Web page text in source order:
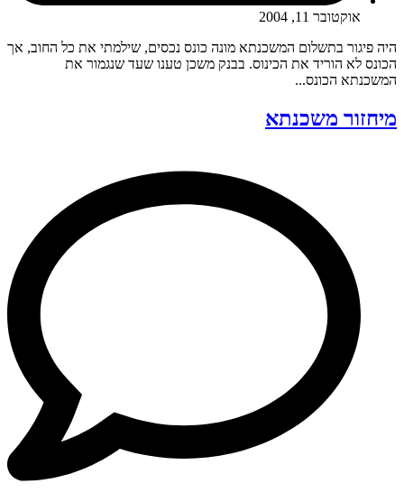
אוקטובר 11, 2004
היה פיגור בתשלום המשכנתא מונה כונס נכסים, שילמתי את כל החוב, אך
הכונס לא הוריד את הכינוס. בבנק משכן טענו שעד שנגמור את
המשכנתא הכונס...
מיחזור משכנתא